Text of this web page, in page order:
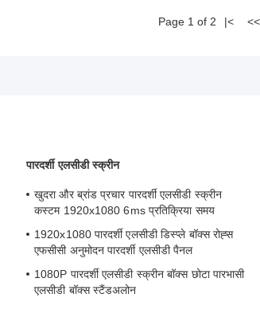
Page 1 of 2 |< <<
पारदर्शी एलसीडी स्क्रीन
खुदरा और ब्रांड प्रचार पारदर्शी एलसीडी स्क्रीन
कस्टम 1920x1080 6ms प्रतिक्रिया समय
1920x1080 पारदर्शी एलसीडी डिस्प्ले बॉक्स रोह्स
एफसीसी अनुमोदन पारदर्शी एलसीडी पैनल
1080P पारदर्शी एलसीडी स्क्रीन बॉक्स छोटा पारभासी
एलसीडी बॉक्स स्टैंडअलोन